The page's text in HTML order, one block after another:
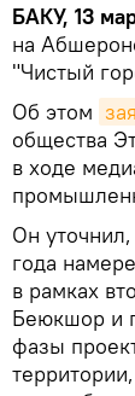
БАКУ, 13
на
"Чистый
Об этом
общества
в ходе
Он
года
в рамках
Беюкшор и
фазы